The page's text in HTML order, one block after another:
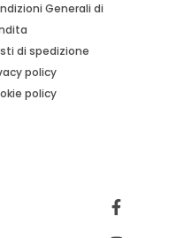
Generali di
di spedizione
policy
policy